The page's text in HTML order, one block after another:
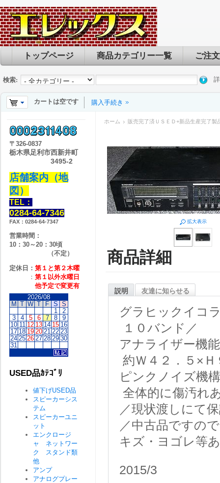
トップページ 商品カテゴリー一覧 ご注
検索:
カートは空です 購入手続き
ホーム 販売完了済ＵＳＥＤ+新品生産完了製
拡大表示
商品詳細
説明 友達に知らせる
グラヒックイコ
１０バンド／
アナライザー機
約Ｗ４２．５×
ピンクノイズ機
全体的に傷汚れ
／現状渡しにて
／中古品ですの
キズ・ヨゴレ等
2015/3
〒 326-0837
栃木県足利市西新井町
3495-2
店舗案内（地
図）
TEL：
0284-64-7346
FAX：0284-64-7347
営業時間：
10：30～20：30頃
（不定）
定休日： 第１と第２木曜
： 第１以外水曜日
他予定で変更有
2026/08
M T W T F S S
1
2
3
4 5 6 7 8
9
10 11 12 13 14 15 16
17 18 19 20 21 22 23
24 25 26 27 28 29 30
31
USED品ｶﾃｺﾞﾘ
値下げUSED品
スピーカーシス
テム
スピーカーユニ
ット
エンクロージ
ャ ネットワー
ク スタンド類
他
アンプ
アナログプレー